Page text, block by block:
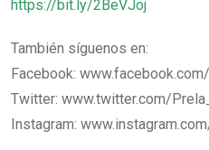
https://bit.ly/2BeVJoj
También síguenos en:
Facebook:
Twitter: www.twitter.com/
Instagram: